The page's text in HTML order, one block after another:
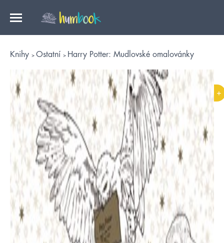
Knihy Ostatní Harry Potter: Mudlovské omalovánky
+